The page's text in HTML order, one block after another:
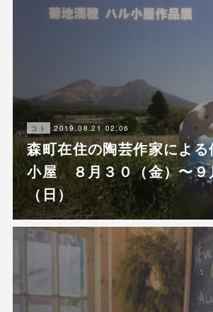
コト 2019.08.21 02:06
森町在住の陶芸作家によ
小屋 ８月３０（金）〜９
（日）